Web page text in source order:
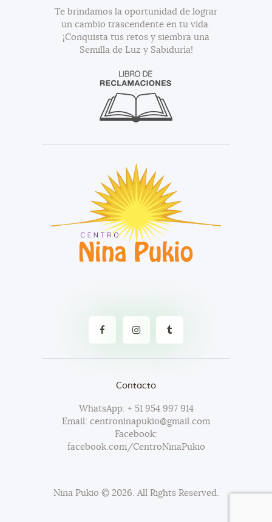
Te brindamos la oportunidad de lograr
un cambio trascendente en tu vida.
¡Conquista tus retos y siembra una
Semilla de Luz y Sabiduría!
Contacto
WhatsApp: + 51 954 997 914
Email: centroninapukio@gmail.com
Facebook:
facebook.com/CentroNinaPukio
Nina Pukio © 2026. All Rights Reserved.